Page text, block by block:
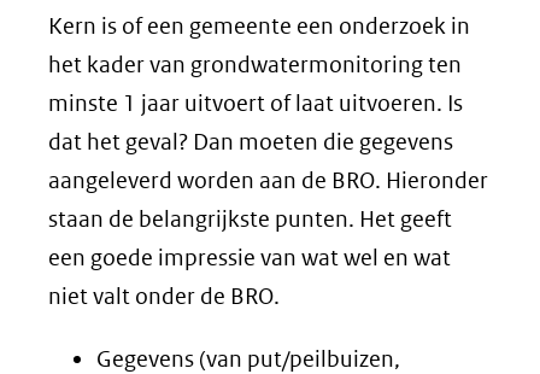
Kern is of een gemeente een onderzoek in
het kader van grondwatermonitoring ten
minste 1 jaar uitvoert of laat uitvoeren. Is
dat het geval? Dan moeten die gegevens
aangeleverd worden aan de BRO. Hieronder
staan de belangrijkste punten. Het geeft
een goede impressie van wat wel en wat
niet valt onder de BRO.
Gegevens (van put/peilbuizen,